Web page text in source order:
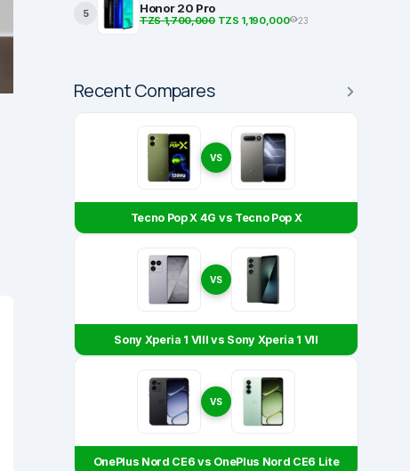
5 Honor 20 Pro
TZS 1,700,000TZS 1,190,000 23
Recent Compares
VS
Tecno Pop X 4G vs Tecno Pop X
VS
Sony Xperia 1 VIII vs Sony Xperia 1 VII
VS
OnePlus Nord CE6 vs OnePlus Nord CE6 Lite